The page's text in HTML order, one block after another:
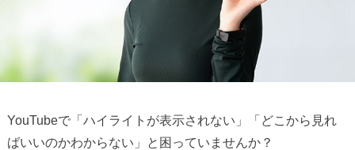
YouTubeで「ハイライトが表示されない」「どこから見れ
ばいいのかわからない」と困っていませんか？